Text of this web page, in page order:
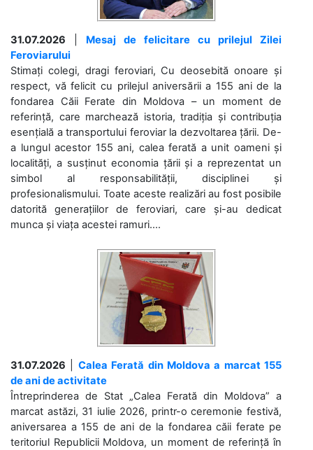
31.07.2026
Mesaj de felicitare cu prilejul Zilei
Feroviarului
Stimați colegi, dragi feroviari, Cu deosebită onoare și
respect, vă felicit cu prilejul aniversării a 155 ani de la
fondarea Căii Ferate din Moldova – un moment de
referință, care marchează istoria, tradiția și contribuția
esențială a transportului feroviar la dezvoltarea țării. De-
a lungul acestor 155 ani, calea ferată a unit oameni și
localități, a susținut economia țării și a reprezentat un
simbol al responsabilității, disciplinei și
profesionalismului. Toate aceste realizări au fost posibile
datorită generațiilor de feroviari, care și-au dedicat
munca și viața acestei ramuri....
31.07.2026
Calea Ferată din Moldova a marcat 155
de ani de activitate
Întreprinderea de Stat „Calea Ferată din Moldova” a
marcat astăzi, 31 iulie 2026, printr-o ceremonie festivă,
aniversarea a 155 de ani de la fondarea căii ferate pe
teritoriul Republicii Moldova, un moment de referință în